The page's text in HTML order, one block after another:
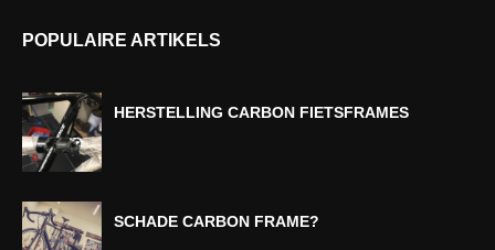
POPULAIRE ARTIKELS
HERSTELLING CARBON FIETSFRAMES
SCHADE CARBON FRAME?